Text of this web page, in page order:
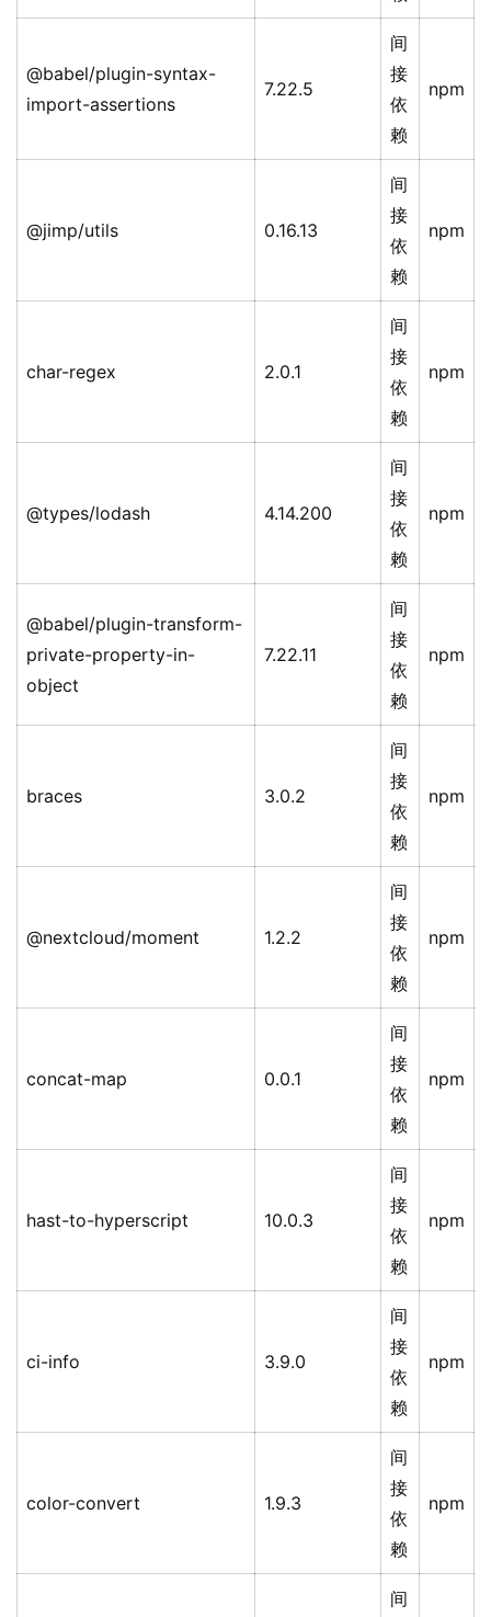
@babel/plugin-syntax-
import-assertions
7.22.5
间
接
依
赖
npm
@jimp/utils 0.16.13
间
接
依
赖
npm
char-regex 2.0.1
间
接
依
赖
npm
@types/lodash 4.14.200
间
接
依
赖
npm
@babel/plugin-transform-
private-property-in-
object
7.22.11
间
接
依
赖
npm
braces 3.0.2
间
接
依
赖
npm
@nextcloud/moment 1.2.2
间
接
依
赖
npm
concat-map 0.0.1
间
接
依
赖
npm
hast-to-hyperscript 10.0.3
间
接
依
赖
npm
ci-info 3.9.0
间
接
依
赖
npm
color-convert 1.9.3
间
接
依
赖
npm
间